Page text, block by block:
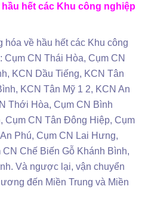
hết các Khu công nghiệp
hóa về hầu hết các Khu công
CN Thái Hòa, Cụm CN
KCN Dầu Tiếng, KCN Tân
KCN Tân Mỹ 1 2, KCN An
Thới Hòa, Cụm CN Bình
Cụm CN Tân Đông Hiệp, Cụm
Phú, Cụm CN Lai Hưng,
Chế Biến Gỗ Khánh Bình,
Và ngược lại, vận chuyển
đến Miền Trung và Miền